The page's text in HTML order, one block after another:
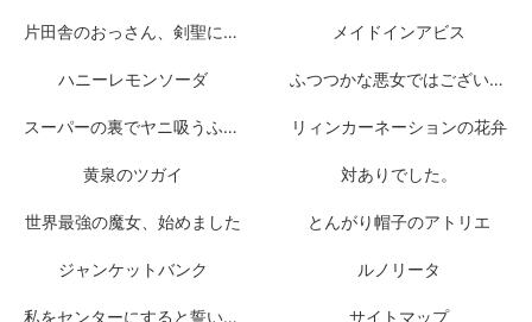
片田舎のおっさん、剣聖になる メイドインアビス
ハニーレモンソーダ ふつつかな悪女ではございますが
スーパーの裏でヤニ吸うふたり リィンカーネーションの花弁
黄泉のツガイ 対ありでした。
世界最強の魔女、始めました とんがり帽子のアトリエ
ジャンケットバンク ルノリータ
私をセンターにすると誓いますか？ サイトマップ